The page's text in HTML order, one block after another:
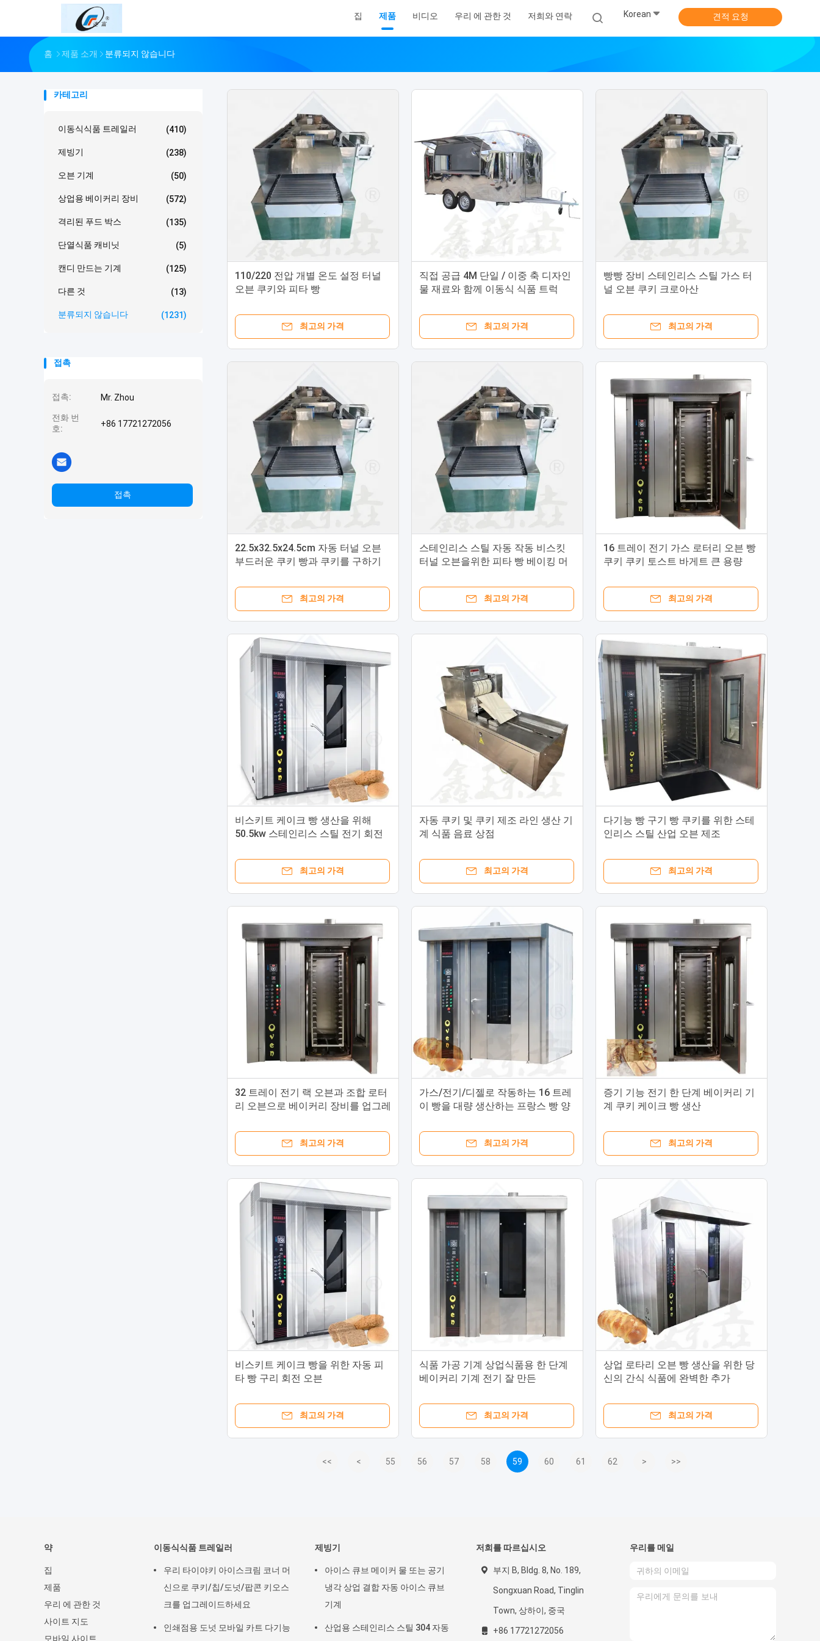
집 제품 비디오 우리 에 관한 것 저희와 연락 Korean 견적 요청
홈 제품 소개 분류되지 않습니다
카테고리
이동식식품 트레일러 (410)
제빙기 (238)
오븐 기계 (50)
상업용 베이커리 장비 (572)
격리된 푸드 박스 (135)
단열식품 캐비닛 (5)
캔디 만드는 기계 (125)
다른 것 (13)
분류되지 않습니다 (1231)
접촉
접촉: Mr. Zhou
전화 번
호:
+86 17721272056
접촉
110/220 전압 개별 온도 설정 터널
오븐 쿠키와 피타 빵
최고의 가격
직접 공급 4M 단일 / 이중 축 디자인
물 재료와 함께 이동식 식품 트럭
최고의 가격
빵빵 장비 스테인리스 스틸 가스 터
널 오븐 쿠키 크로아산
최고의 가격
22.5x32.5x24.5cm 자동 터널 오븐
부드러운 쿠키 빵과 쿠키를 구하기
최고의 가격
스테인리스 스틸 자동 작동 비스킷
터널 오븐을위한 피타 빵 베이킹 머
최고의 가격
16 트레이 전기 가스 로터리 오븐 빵
쿠키 쿠키 토스트 바게트 큰 용량
최고의 가격
비스키트 케이크 빵 생산을 위해
50.5kw 스테인리스 스틸 전기 회전
최고의 가격
자동 쿠키 및 쿠키 제조 라인 생산 기
계 식품 음료 상점
최고의 가격
다기능 빵 구기 빵 쿠키를 위한 스테
인리스 스틸 산업 오븐 제조
최고의 가격
32 트레이 전기 랙 오븐과 조합 로터
리 오븐으로 베이커리 장비를 업그레
최고의 가격
가스/전기/디젤로 작동하는 16 트레
이 빵을 대량 생산하는 프랑스 빵 양
최고의 가격
증기 기능 전기 한 단계 베이커리 기
계 쿠키 케이크 빵 생산
최고의 가격
비스키트 케이크 빵을 위한 자동 피
타 빵 구리 회전 오븐
최고의 가격
식품 가공 기계 상업식품용 한 단계
베이커리 기계 전기 잘 만든
최고의 가격
상업 로타리 오븐 빵 생산을 위한 당
신의 간식 식품에 완벽한 추가
최고의 가격
<< < 55 56 57 58 59 60 61 62 > >>
약
집
제품
우리 에 관한 것
사이트 지도
모바일 사이트
이동식식품 트레일러
우리 타이야키 아이스크림 코너 머
신으로 쿠키/칩/도넛/팝콘 키오스
크를 업그레이드하세요
인쇄점용 도넛 모바일 카트 다기능
제빙기
아이스 큐브 메이커 물 또는 공기
냉각 상업 결합 자동 아이스 큐브
기계
산업용 스테인리스 스틸 304 자동
저희를 따르십시오
부지 B, Bldg. 8, No. 189,
Songxuan Road, Tinglin
Town, 상하이, 중국
+86 17721272056
우리를 메일